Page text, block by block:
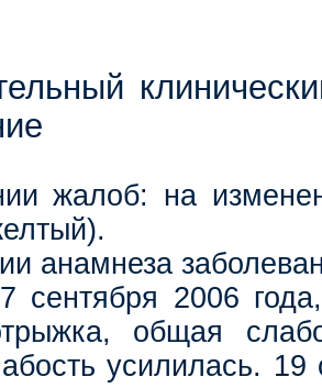
жалоб: на
анамнеза
сентября 2006
общая
усилилась. 19